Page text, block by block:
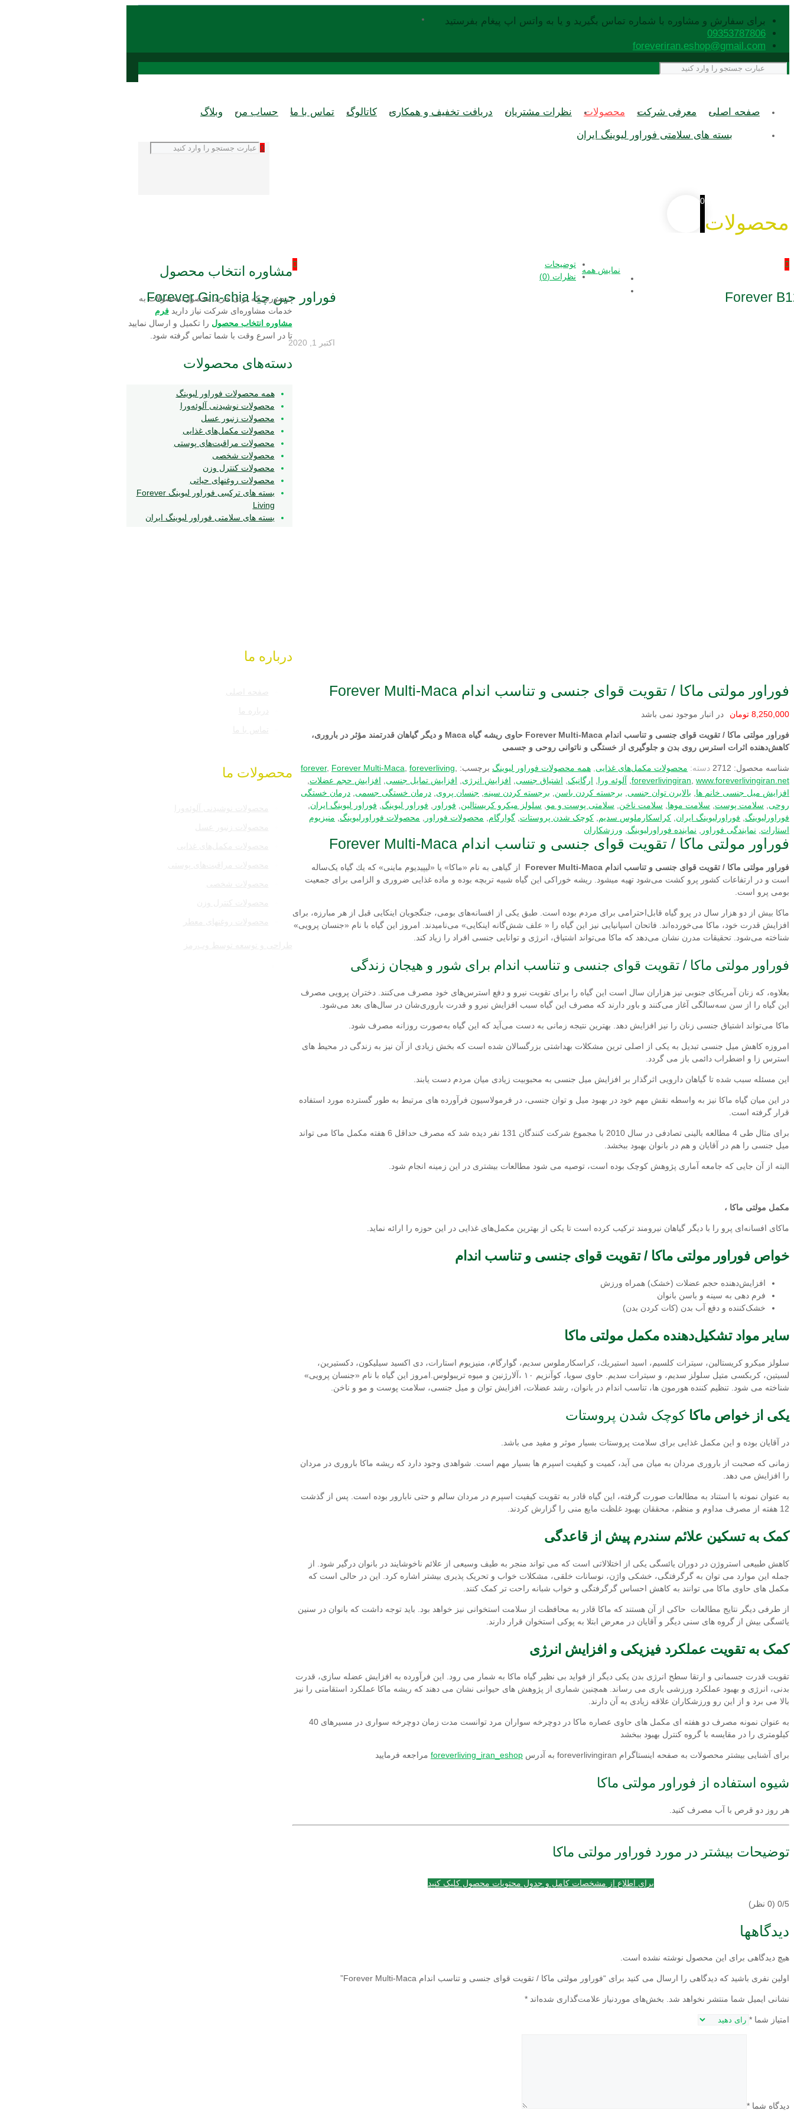
برای سفارش و مشاوره با شماره تماس بگیرید و یا به واتس اپ پیغام بفرستید
09353787806
foreveriran.eshop@gmail.com
صفحه اصلی معرفی شرکت محصولات نظرات مشتریان دریافت تخفیف و همکاری کاتالوگ تماس با ما حساب من وبلاگ
بسته های سلامتی فوراور لیوینگ ایران
0
محصولات
فوراور جين چيا Forever Gin-chia
اکتبر 1, 2020
نمایش همه
فوراور مولتی ماکا / تقویت قوای جنسی و تناسب اندام Forever Multi-Maca
8,250,000 تومان
فوراور مولتی ماکا / تقویت قوای جنسی و تناسب اندام Forever Multi-Maca حاوی ریشه گیاه Maca و دیگر گیاهان قدرتمند مؤثر در باروری،
کاهش‌دهنده اثرات استرس روی بدن و جلوگيری از خستگی و ناتوانی روحی و جسمی
در انبار موجود نمی باشد
شناسه محصول: 2712 دسته: محصولات مکمل‌های غذایی همه محصولات فوراور لیوینگ برچسب: forever, Forever Multi-Maca foreverliving
foreverlivingiran www.foreverlivingiran.net آلوئه ورا ارگانیک اشتیاق جنسی افزایش انرژی افزایش تمایل جنسی افزایش حجم عضلات
افزایش میل جنسی خانم ها
بالابرن توان جنسی برجسته کردن باسن برجسته کردن سینه جنسان پروی درمان خستگی جسمی درمان خستگی
روحی
سلامت پوست سلامت موها سلامت ناخن سلامتی پوست و مو سلولز میكرو كریستالین فوراور فوراور لیوینگ فوراور لیوینگ ایران
فوراورلیوینگ
فوراورلیوینگ ایران كراسكارملوس سدیم کوچک شدن پروستات گوارگام محصولات فوراور محصولات فوراورلیوینگ
منیزیوم
استارات
نمایندگی فوراور نماینده فوراورلیوینگ ورزشکاران
توضیحات
نظرات (0)
فوراور مولتی ماکا / تقویت قوای جنسی و تناسب اندام Forever Multi-Maca
فوراور مولتی ماکا / تقویت قوای جنسی و تناسب اندام Forever Multi-Maca
از گیاهی به نام «ماكا» یا «لیپیدیوم ماینی» که یك گیاه یک‌ساله
است و در ارتفاعات كشور پرو كشت می‌شود تهیه می­شود. ریشه خوراكی این گیاه شبیه تربچه بوده و ماده غذایی ضروری و الزامی برای جمعیت
بومی پرو است.
ماكا بیش از دو هزار سال در پرو گیاه قابل‌احترامی برای مردم بوده است. طبق یكی از افسانه‌های بومی، جنگجویان اینكایی قبل از هر مبارزه، برای
افزایش قدرت خود، ماكا می‌خورده‌اند. فاتحان اسپانیایی نیز این گیاه را « علف شش‌گانه اینكایی» می‌نامیدند. امروز این گیاه با نام «جنسان پرویی»
شناخته می‌شود. تحقیقات مدرن نشان می‌دهد كه ماكا می‌تواند اشتیاق، انرژی و توانایی جنسی افراد را زیاد كند.
فوراور مولتی ماکا / تقویت قوای جنسی و تناسب اندام برای شور و هیجان زندگی
بعلاوه، كه زنان آمریكای جنوبی نیز هزاران سال است این گیاه را برای تقویت نیرو و دفع استرس‌های خود مصرف می‌كنند. دختران پرویی مصرف
این گیاه را از سن سه‌سالگی آغاز می‌كنند و باور دارند كه مصرف این گیاه سبب افزایش نیرو و قدرت باروری‌شان در سال‌های بعد می‌شود.
ماكا می‌تواند اشتیاق جنسی زنان را نیز افزایش دهد. بهترین نتیجه زمانی به دست می‌آید كه این گیاه به‌صورت روزانه مصرف شود.
امروزه کاهش میل جنسی تبدیل به یکی از اصلی ترین مشکلات بهداشتی بزرگسالان شده است که بخش زیادی از آن نیز به زندگی در محیط های
استرس زا و اضطراب دائمی باز می گردد.
این مسئله سبب شده تا گیاهان دارویی اثرگذار بر افزایش میل جنسی به محبوبیت زیادی میان مردم دست یابند.
در این میان گیاه ماکا نیز به واسطه نقش مهم خود در بهبود میل و توان جنسی، در فرمولاسیون فرآورده های مرتبط به طور گسترده مورد استفاده
قرار گرفته است.
برای مثال طی 4 مطالعه بالینی تصادفی در سال 2010 با مجموع شرکت کنندگان 131 نفر دیده شد که مصرف حداقل 6 هفته مکمل ماکا می تواند
میل جنسی را هم در آقایان و هم در بانوان بهبود ببخشد.
البته از آن جایی که جامعه آماری پژوهش کوچک بوده است، توصیه می شود مطالعات بیشتری در این زمینه انجام شود.
مکمل مولتی ماکا ،
ماكای افسانه‌ای پرو را با دیگر گیاهان نیرومند تركیب كرده است تا یكی از بهترین مكمل‌های غذایی در این حوزه را ارائه نماید.
خواص فوراور مولتی ماکا / تقویت قوای جنسی و تناسب اندام
افزایش‌دهنده حجم عضلات (خشک) همراه ورزش
فرم دهی به سینه و باسن بانوان
خشک‌کننده و دفع آب بدن (کات کردن بدن)
ساير مواد تشکیل‌دهنده مکمل مولتی ماکا
سلولز میكرو كریستالین، سیترات كلسیم، اسید استیریك، كراسكارملوس سدیم، گوارگام، منیزیوم استارات، دی اكسید سیلیكون، دكستیرین،
لسیتین، كربكسی متیل سلولز سدیم، و سیترات سدیم. حاوی سویا، کوآنزیم ۱۰ ،آلارژنین و میوه تریبولوس.امروز این گیاه با نام «جنسان پرویی»
شناخته می شود. تنظیم کننده هورمون ها، تناسب اندام در بانوان، رشد عضلات، افزایش توان و میل جنسی، سلامت پوست و مو و ناخن.
یکی از خواص ماکا کوچک شدن پروستات
در آقایان بوده و این مکمل غذایی برای سلامت پروستات بسیار موثر و مفید می باشد.
زمانی که صحبت از باروری مردان به میان می آید، کمیت و کیفیت اسپرم ها بسیار مهم است. شواهدی وجود دارد که ریشه ماکا باروری در مردان
را افزایش می دهد.
به عنوان نمونه با استناد به مطالعات صورت گرفته، این گیاه قادر به تقویت کیفیت اسپرم در مردان سالم و حتی نابارور بوده است. پس از گذشت
12 هفته از مصرف مداوم و منظم، محققان بهبود غلظت مایع منی را گزارش کردند.
کمک به تسکین علائم سندرم پیش از قاعدگی
کاهش طبیعی استروژن در دوران یائسگی یکی از اختلالاتی است که می تواند منجر به طیف وسیعی از علائم ناخوشایند در بانوان درگیر شود. از
جمله این موارد می توان به گرگرفتگی، خشکی واژن، نوسانات خلقی، مشکلات خواب و تحریک پذیری بیشتر اشاره کرد. این در حالی است که
مکمل های حاوی ماکا می توانند به کاهش احساس گرگرفتگی و خواب شبانه راحت تر کمک کنند.
از طرفی دیگر نتایج مطالعات حاکی از آن هستند که ماکا قادر به محافظت از سلامت استخوانی نیز خواهد بود. باید توجه داشت که بانوان در سنین
یائسگی بیش از گروه های سنی دیگر و آقایان در معرض ابتلا به پوکی استخوان قرار دارند.
کمک به تقویت عملکرد فیزیکی و افزایش انرژی
تقویت قدرت جسمانی و ارتقا سطح انرژی بدن یکی دیگر از فواید بی نظیر گیاه ماکا به شمار می رود. این فرآورده به افزایش عضله سازی، قدرت
بدنی، انرژی و بهبود عملکرد ورزشی یاری می رساند. همچنین شماری از پژوهش های حیوانی نشان می دهند که ریشه ماکا عملکرد استقامتی را نیز
بالا می برد و از این رو ورزشکاران علاقه زیادی به آن دارند.
به عنوان نمونه مصرف دو هفته ای مکمل های حاوی عصاره ماکا در دوچرخه سواران مرد توانست مدت زمان دوچرخه سواری در مسیرهای 40
کیلومتری را در مقایسه با گروه کنترل بهبود ببخشد
برای آشنایی بیشتر محصولات به صفحه اینستاگرام foreverlivingiran به آدرس foreverliving_iran_eshop مراجعه فرمایید
شیوه استفاده از فوراور مولتی ماکا
هر روز دو قرص با آب مصرف کنید.
توضیحات بیشتر در مورد فوراور مولتی ماکا
برای اطلاع از مشخصات کامل و جدول محتویات محصول کلیک کنید
0/5 (0 نظر)
دیدگاهها
هیچ دیدگاهی برای این محصول نوشته نشده است.
اولین نفری باشید که دیدگاهی را ارسال می کنید برای “فوراور مولتی ماکا / تقویت قوای جنسی و تناسب اندام Forever Multi-Maca”
نشانی ایمیل شما منتشر نخواهد شد. بخش‌های موردنیاز علامت‌گذاری شده‌اند *
امتیاز شما *
دیدگاه شما *
مشاوره انتخاب محصول
درصورتی‌که برای خرید محصول/محصولات به
خدمات مشاوره‌ای شرکت نیاز داریدفرم
مشاوره‌ انتخاب محصول را تکمیل و ارسال نمایید
تا در اسرع وقت با شما تماس گرفته شود.
دسته‌های محصولات
همه محصولات فوراور لیوینگ
محصولات نوشیدنی آلوئه‌ورا
محصولات زنبور عسل
محصولات مکمل‌های غذایی
محصولات مراقبت‌های پوستی
محصولات شخصی
محصولات کنترل وزن
محصولات روغنهای حیاتی
بسته های ترکیبی فوراور لیوینگ Forever
Living
بسته های سلامتی فوراور لیوینگ ایران
درباره ما
محصولات ما
0